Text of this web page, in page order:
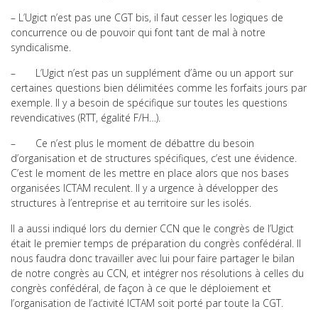
– L’Ugict n’est pas une CGT bis, il faut cesser les logiques de
concurrence ou de pouvoir qui font tant de mal à notre
syndicalisme.
– L’Ugict n’est pas un supplément d’âme ou un apport sur
certaines questions bien délimitées comme les forfaits jours par
exemple. Il y a besoin de spécifique sur toutes les questions
revendicatives (RTT, égalité F/H…).
– Ce n’est plus le moment de débattre du besoin
d’organisation et de structures spécifiques, c’est une évidence.
C’est le moment de les mettre en place alors que nos bases
organisées ICTAM reculent. Il y a urgence à développer des
structures à l’entreprise et au territoire sur les isolés.
Il a aussi indiqué lors du dernier CCN que le congrès de l’Ugict
était le premier temps de préparation du congrès confédéral. Il
nous faudra donc travailler avec lui pour faire partager le bilan
de notre congrès au CCN, et intégrer nos résolutions à celles du
congrès confédéral, de façon à ce que le déploiement et
l’organisation de l’activité ICTAM soit porté par toute la CGT.